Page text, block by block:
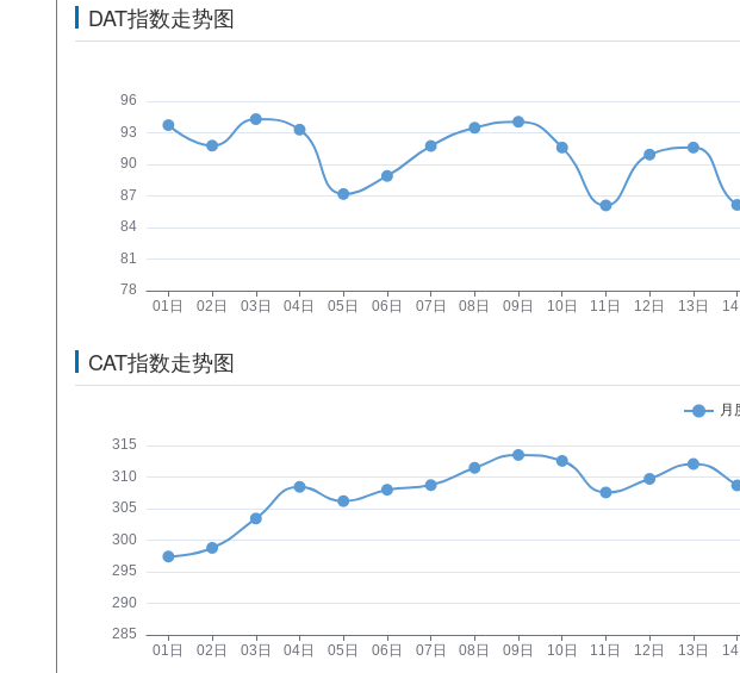
DAT指数走势图
CAT指数走势图